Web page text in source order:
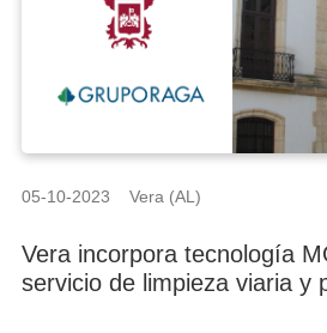
05-10-2023 Vera (AL)
Vera incorpora tecnología
servicio de limpieza viaria y